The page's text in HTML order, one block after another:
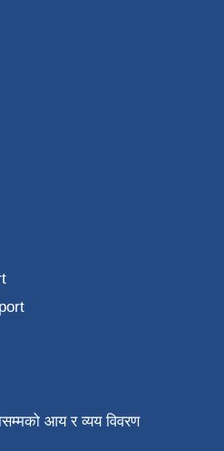
आय र व्यय विवरण